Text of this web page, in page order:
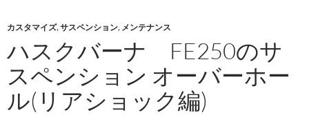
カスタマイズ,サスペンション, メンテナンス
ハスクバーナ FE250のサ
スペンション オーバーホー
ル(リアショック編)